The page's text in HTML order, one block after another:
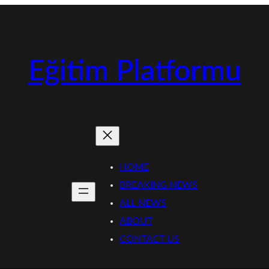
Eğitim Platformu
HOME
BREAKING NEWS
ALL NEWS
ABOUT
CONTACT US